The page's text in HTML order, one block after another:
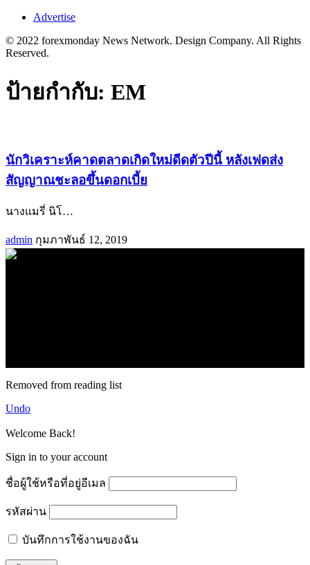
Advertise
© 2022 forexmonday News Network. Design Company. All Rights
Reserved.
ป้ายกำกับ: EM
นักวิเคราะห์คาดตลาดเกิดใหม่ดีดตัวปีนี้ หลังเฟดส่ง
สัญญาณชะลอขึ้นดอกเบี้ย
นางแมรี่ นิโ…
admin กุมภาพันธ์ 12, 2019
Removed from reading list
Undo
Welcome Back!
Sign in to your account
ชื่อผู้ใช้หรือที่อยู่อีเมล
รหัสผ่าน
บันทึกการใช้งานของฉัน